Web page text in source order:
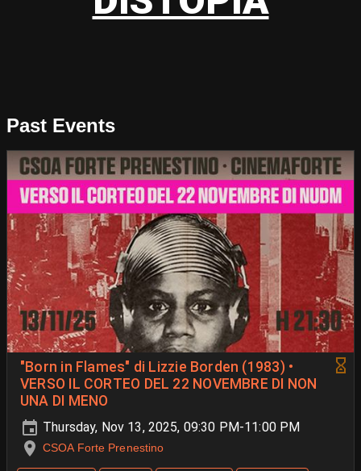
Past Events
"Born in Flames" di Lizzie Borden (1983) •
VERSO IL CORTEO DEL 22 NOVEMBRE DI NON
UNA DI MENO
Thursday, Nov 13, 2025, 09:30 PM-11:00 PM
CSOA Forte Prenestino